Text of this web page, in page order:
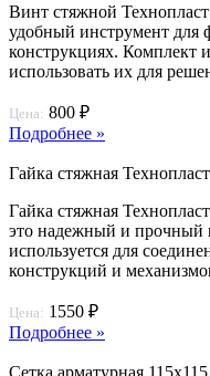
Винт стяжной
удобный инструмент для
конструкциях. Комплект
использовать их для
Цена: 800 ₽
Подробнее »
Гайка стяжная
Гайка стяжная
это надежный и прочный
используется для
конструкций и
Цена: 1550 ₽
Подробнее »
Сетка арматурная